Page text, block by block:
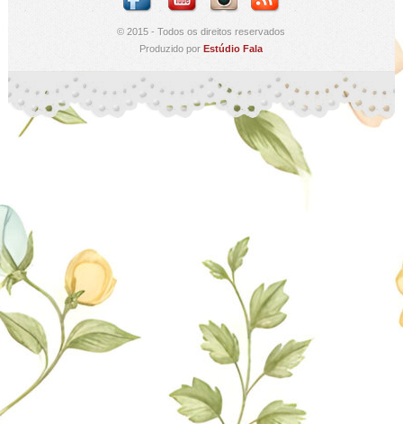
© 2015 - Todos os direitos reservados
Produzido por Estúdio Fala